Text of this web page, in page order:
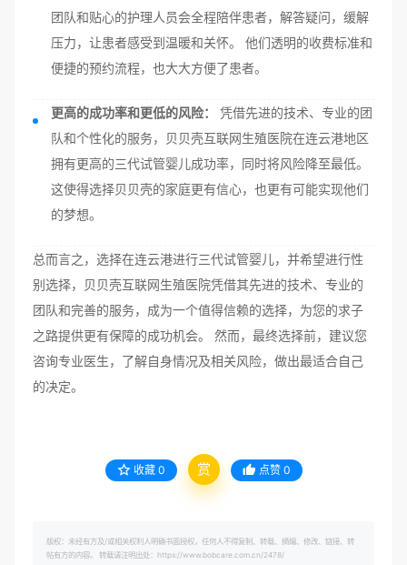
团队和贴心的护理人员会全程陪伴患者，解答疑问，缓解
压力，让患者感受到温暖和关怀。 他们透明的收费标准和
便捷的预约流程，也大大方便了患者。
更高的成功率和更低的风险：
凭借先进的技术、专业的团
队和个性化的服务，贝贝壳互联网生殖医院在连云港地区
拥有更高的三代试管婴儿成功率，同时将风险降至最低。
这使得选择贝贝壳的家庭更有信心，也更有可能实现他们
的梦想。
总而言之，选择在连云港进行三代试管婴儿，并希望进行性
别选择，贝贝壳互联网生殖医院凭借其先进的技术、专业的
团队和完善的服务，成为一个值得信赖的选择，为您的求子
之路提供更有保障的成功机会。 然而，最终选择前，建议您
咨询专业医生，了解自身情况及相关风险，做出最适合自己
的决定。
收藏 0 赏 点赞 0
版权：未经有方及/或相关权利人明确书面授权，任何人不得复制、转载、摘编、修改、链接、转
帖有方的内容。 转载请注明出处：https://www.bobcare.com.cn/2478/